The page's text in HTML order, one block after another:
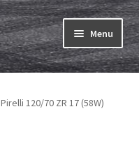
Menu
Rozwiń
Rozwiń
Pirelli 120/70 ZR 17 (58W)